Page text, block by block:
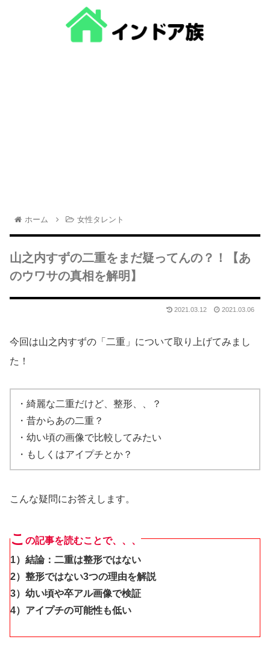
ホーム 女性タレント
山之内すずの二重をまだ疑ってんの？！【あ
のウワサの真相を解明】
2021.03.12 2021.03.06
今回は山之内すずの「二重」について取り上げてみまし
た！
・綺麗な二重だけど、整形、、？
・昔からあの二重？
・幼い頃の画像で比較してみたい
・もしくはアイプチとか？
こんな疑問にお答えします。
こ の記事を読むことで、、、
1）結論：二重は整形ではない
2）整形ではない3つの理由を解説
3）幼い頃や卒アル画像で検証
4）アイプチの可能性も低い